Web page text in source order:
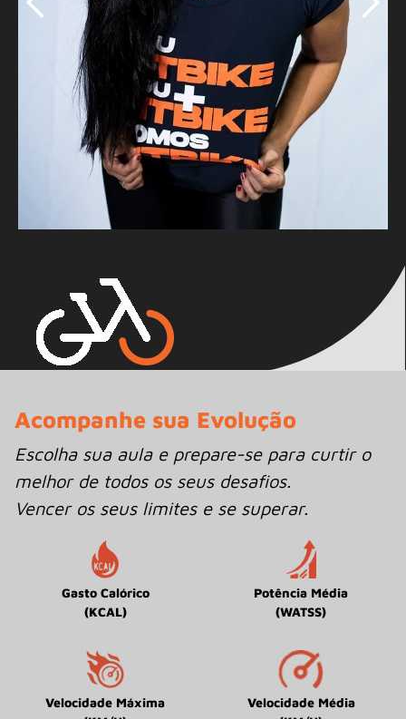
Acompanhe sua Evolução
Escolha sua aula e prepare-se para curtir o
melhor de todos os seus desafios.
Vencer os seus limites e se superar.
Gasto Calórico
(KCAL)
Potência Média
(WATSS)
Velocidade Máxima
Velocidade Média